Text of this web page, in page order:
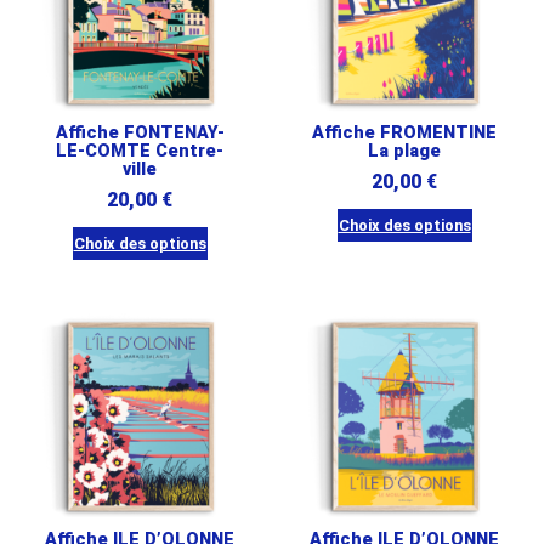
Les
options
peuvent
être
choisies
sur
la
page
du
options
peuvent
être
choisies
sur
la
page
du
Affiche FONTENAY-
LE-COMTE Centre-
ville
20,00 €
Choix des options
a
plusieurs
variations.
Les
options
peuvent
être
Affiche FROMENTINE
La plage
20,00 €
Choix des options
a
plusieurs
variations.
Les
options
peuvent
être
choisies
Affiche ILE D’OLONNE Affiche ILE D’OLONNE